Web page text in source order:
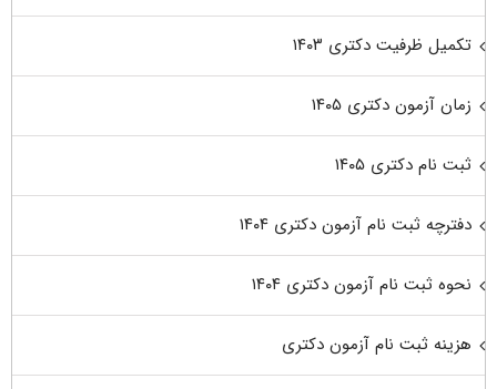
تکمیل ظرفیت دکتری ۱۴۰۳
زمان آزمون دکتری ۱۴۰۵
ثبت نام دکتری ۱۴۰۵
دفترچه ثبت نام آزمون دکتری ۱۴۰۴
نحوه ثبت نام آزمون دکتری ۱۴۰۴
هزینه ثبت نام آزمون دکتری